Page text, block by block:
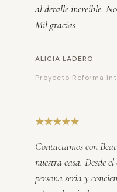
al detalle increíble.
Mil gracias
ALICIA LADERO
Proyecto Reforma
★★★★★
Contactamos con
nuestra casa. Desde
persona seria y